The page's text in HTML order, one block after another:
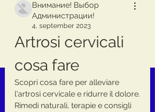
Внимание! Выбор
Администрации!
4. september 2023
Artrosi cervicali
cosa fare
Scopri cosa fare per alleviare
l'artrosi cervicale e ridurre il dolore.
Rimedi naturali, terapie e consigli